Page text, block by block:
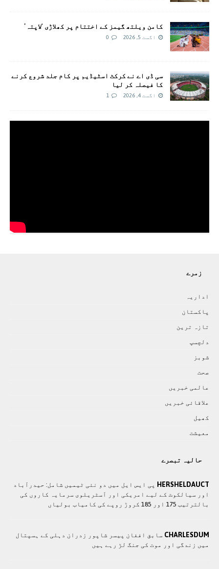
کامن ویلتھ گیمز کے اختتام پر کھلاڑی ‘لاپتہ’
اگست 5, 2026 0
سی ڈی اے نے کرکٹ اسٹیڈیم پر کام جلد شروع کرنے
کا فیصلہ کر لیا
اگست 4, 2026 1
زمرے
اداريہ
پاکستان
تازہ ترين
دلچسپ
شوبز
صحت
عالمی خبريں
علاقائی خبريں
کھيل
معيشت
حالیہ تبصرے
HERSHELDAUCT پی ایس ایل میں دو نئی ٹیمیں شامل: حیدرآباد
اور سیالکوٹ کے لیے امریکی اور آسٹریلوی سرمایہ کاروں کی
بالترتیب 175 اور 185 کروڑ روپے کی کامیاب بولیاں
CHARLESDUM سابق افغان پیسر شاپور زدران دہلی کے ہسپتال
میں زندگی اور موت کی جنگ لڑ رہے ہیں